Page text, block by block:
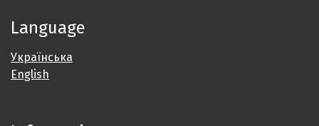
Language
Українська
English